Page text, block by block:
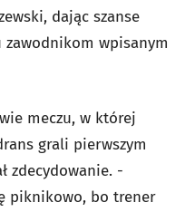
dając szanse
wpisanym
meczu, w której
grali pierwszym
zdecydowanie. -
piknikowo, bo trener